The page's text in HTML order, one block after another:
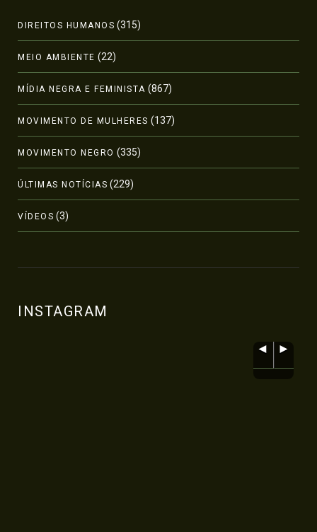
DIREITOS HUMANOS (315)
MEIO AMBIENTE (22)
MÍDIA NEGRA E FEMINISTA (867)
MOVIMENTO DE MULHERES (137)
MOVIMENTO NEGRO (335)
ÚLTIMAS NOTÍCIAS (229)
VÍDEOS (3)
INSTAGRAM